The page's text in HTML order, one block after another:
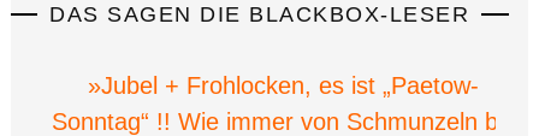
DAS SAGEN DIE BLACKBOX-LESER
»Jubel + Frohlocken, es ist „Paetow-
Sonntag“ !! Wie immer von Schmunzeln bis